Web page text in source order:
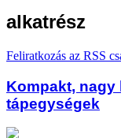
alkatrész
Feliratkozás az RSS
Kompakt, nagy
tápegységek